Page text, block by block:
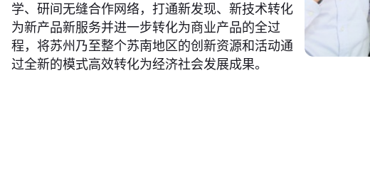
学、研间无缝合作网络，打通新发现、新技术转化
为新产品新服务并进一步转化为商业产品的全过
程，将苏州乃至整个苏南地区的创新资源和活动通
过全新的模式高效转化为经济社会发展成果。